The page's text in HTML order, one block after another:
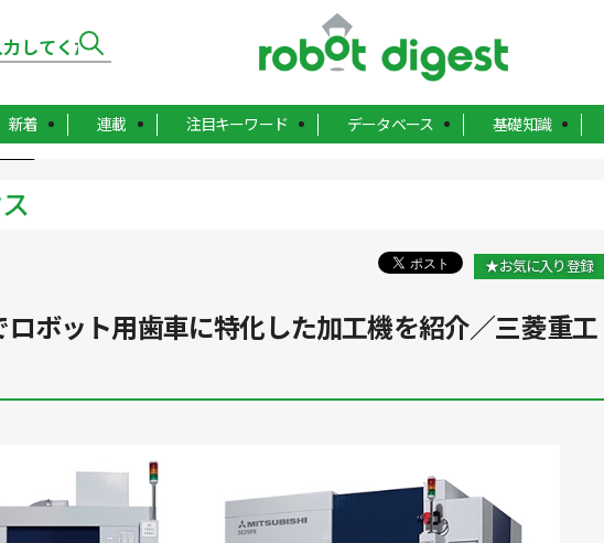
新着 連載 注目キーワード データベース 基礎知識
★お気に入り登録
ロボット用歯車に特化した加工機を紹介／三菱重工